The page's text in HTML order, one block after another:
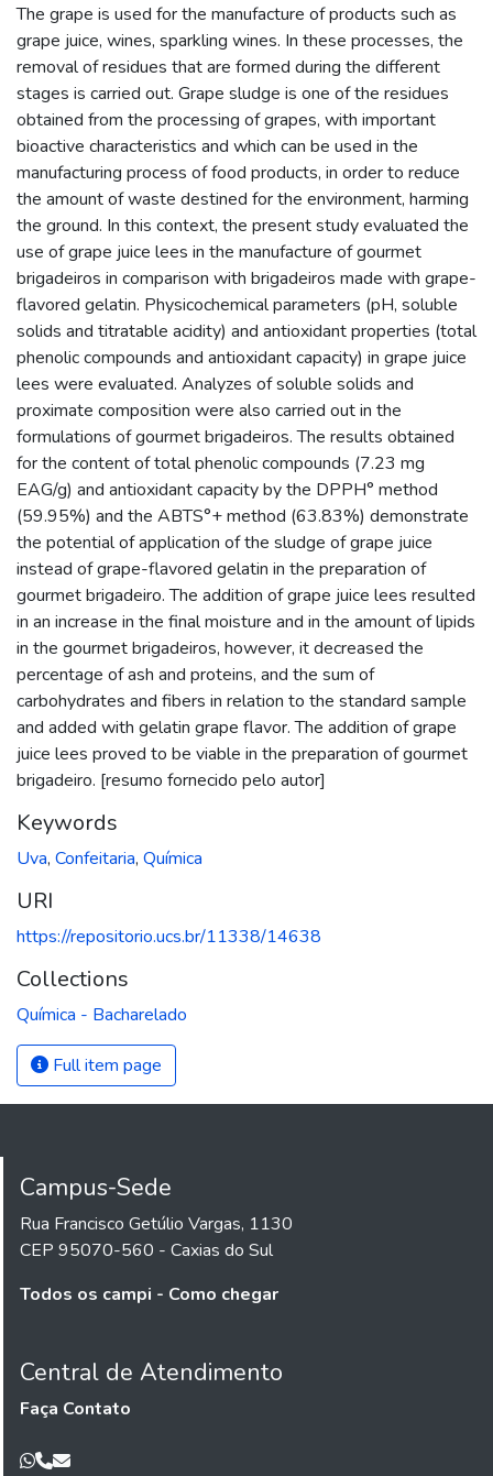
The grape is used for the manufacture of products such as
grape juice, wines, sparkling wines. In these processes, the
removal of residues that are formed during the different
stages is carried out. Grape sludge is one of the residues
obtained from the processing of grapes, with important
bioactive characteristics and which can be used in the
manufacturing process of food products, in order to reduce
the amount of waste destined for the environment, harming
the ground. In this context, the present study evaluated the
use of grape juice lees in the manufacture of gourmet
brigadeiros in comparison with brigadeiros made with grape-
flavored gelatin. Physicochemical parameters (pH, soluble
solids and titratable acidity) and antioxidant properties (total
phenolic compounds and antioxidant capacity) in grape juice
lees were evaluated. Analyzes of soluble solids and
proximate composition were also carried out in the
formulations of gourmet brigadeiros. The results obtained
for the content of total phenolic compounds (7.23 mg
EAG/g) and antioxidant capacity by the DPPH° method
(59.95%) and the ABTS°+ method (63.83%) demonstrate
the potential of application of the sludge of grape juice
instead of grape-flavored gelatin in the preparation of
gourmet brigadeiro. The addition of grape juice lees resulted
in an increase in the final moisture and in the amount of lipids
in the gourmet brigadeiros, however, it decreased the
percentage of ash and proteins, and the sum of
carbohydrates and fibers in relation to the standard sample
and added with gelatin grape flavor. The addition of grape
juice lees proved to be viable in the preparation of gourmet
brigadeiro. [resumo fornecido pelo autor]
Keywords
Uva, Confeitaria, Química
URI
https://repositorio.ucs.br/11338/14638
Collections
Química - Bacharelado
Full item page
Campus-Sede
Rua Francisco Getúlio Vargas, 1130
CEP 95070-560 - Caxias do Sul
Todos os campi - Como chegar
Central de Atendimento
Faça Contato